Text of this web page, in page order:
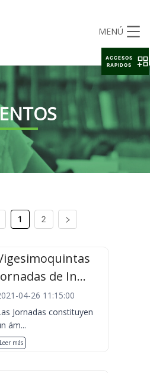
MENÚ
1 2
de In...
04-26 11:15:00
Jornadas constituyen
ám...
Leer más
ACCESOS
RAPIDOS